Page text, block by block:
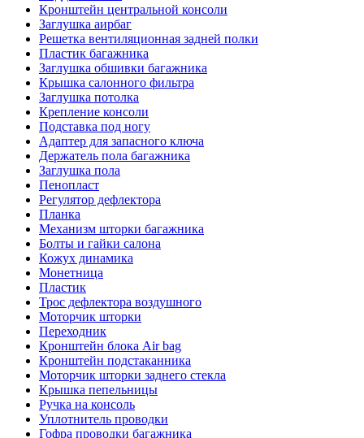
Кронштейн центральной консоли
Заглушка аирбаг
Решетка вентиляционная задней полки
Пластик багажника
Заглушка обшивки багажника
Крышка салонного фильтра
Заглушка потолка
Крепление консоли
Подставка под ногу
Адаптер для запасного ключа
Держатель пола багажника
Заглушка пола
Пенопласт
Регулятор дефлектора
Планка
Механизм шторки багажника
Болты и гайки салона
Кожух динамика
Монетница
Пластик
Трос дефлектора воздушного
Моторчик шторки
Переходник
Кронштейн блока Air bag
Кронштейн подстаканника
Моторчик шторки заднего стекла
Крышка пепельницы
Ручка на консоль
Уплотнитель проводки
Гофра проводки багажника